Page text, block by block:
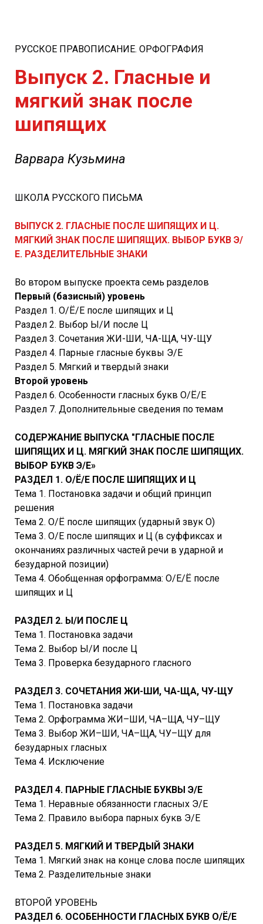
РУССКОЕ ПРАВОПИСАНИЕ. ОРФОГРАФИЯ
Выпуск 2. Гласные и
мягкий знак после
шипящих
Варвара Кузьмина
ШКОЛА РУССКОГО ПИСЬМА
ВЫПУСК 2. ГЛАСНЫЕ ПОСЛЕ ШИПЯЩИХ И Ц.
МЯГКИЙ ЗНАК ПОСЛЕ ШИПЯЩИХ. ВЫБОР БУКВ Э/
Е. РАЗДЕЛИТЕЛЬНЫЕ ЗНАКИ
Во втором выпуске проекта семь разделов
Первый (базисный) уровень
Раздел 1. О/Ё/Е после шипящих и Ц
Раздел 2. Выбор Ы/И после Ц
Раздел 3. Сочетания ЖИ-ШИ, ЧА-ЩА, ЧУ-ЩУ
Раздел 4. Парные гласные буквы Э/Е
Раздел 5. Мягкий и твердый знаки
Второй уровень
Раздел 6. Особенности гласных букв О/Ё/Е
Раздел 7. Дополнительные сведения по темам
СОДЕРЖАНИЕ ВЫПУСКА "ГЛАСНЫЕ ПОСЛЕ
ШИПЯЩИХ И Ц. МЯГКИЙ ЗНАК ПОСЛЕ ШИПЯЩИХ.
ВЫБОР БУКВ Э/Е»
РАЗДЕЛ 1. О/Ё/Е ПОСЛЕ ШИПЯЩИХ И Ц
Тема 1. Постановка задачи и общий принцип
решения
Тема 2. О/Ё после шипящих (ударный звук О)
Тема 3. О/Е после шипящих и Ц (в суффиксах и
окончаниях различных частей речи в ударной и
безударной позиции)
Тема 4. Обобщенная орфограмма: О/Е/Ё после
шипящих и Ц
РАЗДЕЛ 2. Ы/И ПОСЛЕ Ц
Тема 1. Постановка задачи
Тема 2. Выбор Ы/И после Ц
Тема 3. Проверка безударного гласного
РАЗДЕЛ 3. СОЧЕТАНИЯ ЖИ-ШИ, ЧА-ЩА, ЧУ-ЩУ
Тема 1. Постановка задачи
Тема 2. Орфограмма ЖИ–ШИ, ЧА–ЩА, ЧУ–ЩУ
Тема 3. Выбор ЖИ–ШИ, ЧА–ЩА, ЧУ–ЩУ для
безударных гласных
Тема 4. Исключение
РАЗДЕЛ 4. ПАРНЫЕ ГЛАСНЫЕ БУКВЫ Э/Е
Тема 1. Неравные обязанности гласных Э/Е
Тема 2. Правило выбора парных букв Э/Е
РАЗДЕЛ 5. МЯГКИЙ И ТВЕРДЫЙ ЗНАКИ
Тема 1. Мягкий знак на конце слова после шипящих
Тема 2. Разделительные знаки
ВТОРОЙ УРОВЕНЬ
РАЗДЕЛ 6. ОСОБЕННОСТИ ГЛАСНЫХ БУКВ О/Ё/Е